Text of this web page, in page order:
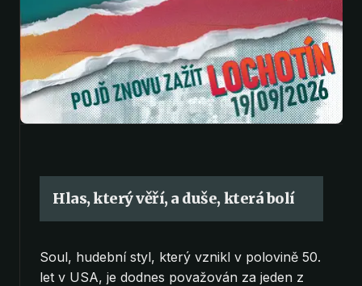
Hlas, který věří, a duše, která bolí
Soul, hudební styl, který vznikl v polovině 50.
let v USA, je dodnes považován za jeden z